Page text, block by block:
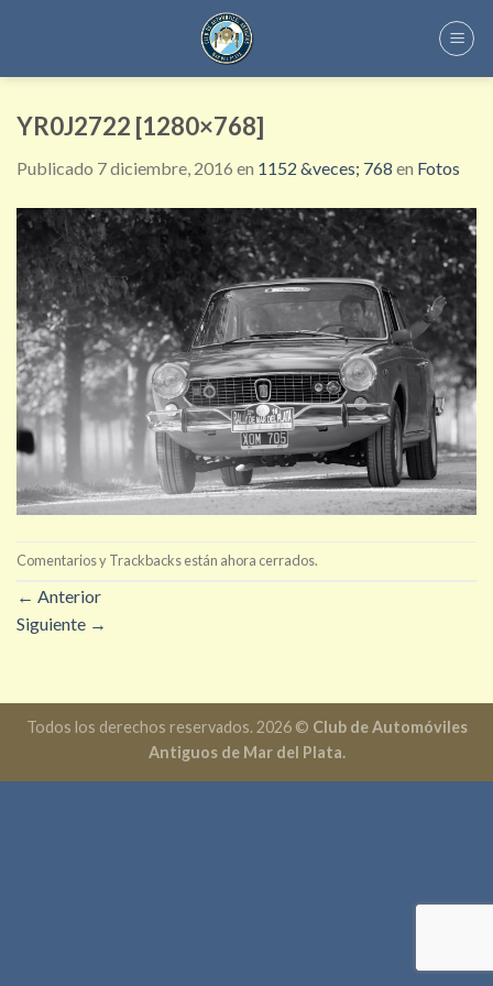
YR0J2722 [1280×768]
Publicado 7 diciembre, 2016 en 1152 &veces; 768 en Fotos
Comentarios y Trackbacks están ahora cerrados.
← Anterior
Siguiente →
Todos los derechos reservados. 2026 © Club de Automóviles
Antiguos de Mar del Plata.